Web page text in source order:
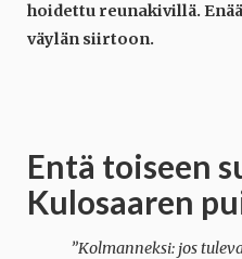
hoidettu reunakivillä.
väylän siirtoon.
Entä toiseen
Kulosaaren
”Kolmanneksi: jos